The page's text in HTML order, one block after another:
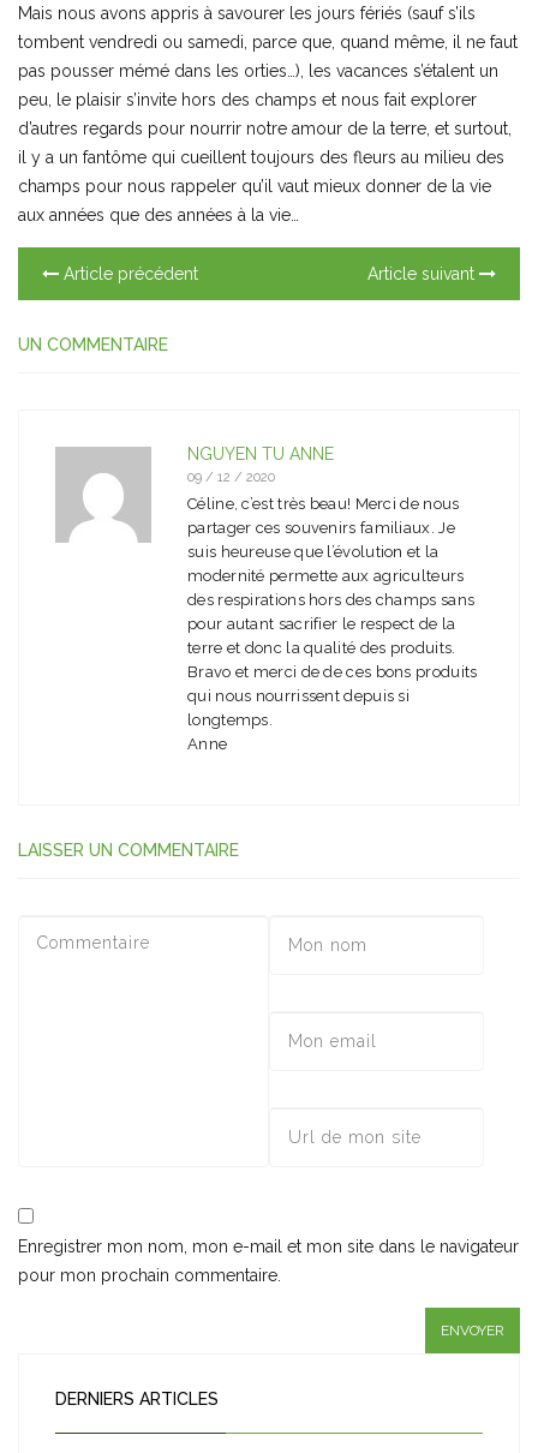
Mais nous avons appris à savourer les jours fériés (sauf s’ils
tombent vendredi ou samedi, parce que, quand même, il ne faut
pas pousser mémé dans les orties…), les vacances s’étalent un
peu, le plaisir s’invite hors des champs et nous fait explorer
d’autres regards pour nourrir notre amour de la terre, et surtout,
il y a un fantôme qui cueillent toujours des fleurs au milieu des
champs pour nous rappeler qu’il vaut mieux donner de la vie
aux années que des années à la vie…
Article précédent Article suivant
UN COMMENTAIRE
NGUYEN TU ANNE
09 / 12 / 2020
Céline, c’est très beau! Merci de nous
partager ces souvenirs familiaux. Je
suis heureuse que l’évolution et la
modernité permette aux agriculteurs
des respirations hors des champs sans
pour autant sacrifier le respect de la
terre et donc la qualité des produits.
Bravo et merci de de ces bons produits
qui nous nourrissent depuis si
longtemps.
Anne
LAISSER UN COMMENTAIRE
Enregistrer mon nom, mon e-mail et mon site dans le navigateur
pour mon prochain commentaire.
DERNIERS ARTICLES